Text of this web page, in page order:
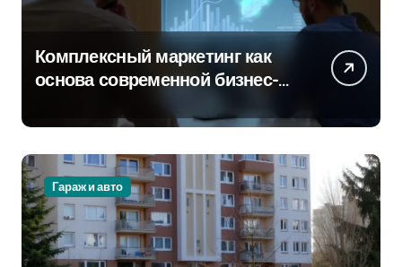
Комплексный маркетинг как
основа современной бизнес-
Гараж и авто